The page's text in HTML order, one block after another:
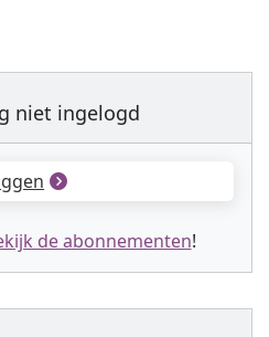
niet ingelogd
de abonnementen!